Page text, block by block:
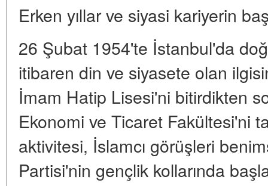
Erken yıllar ve siyasi kariyerin
26 Şubat 1954'te İstanbul'da
itibaren din ve siyasete olan
İmam Hatip Lisesi'ni bitirdikten
Ekonomi ve Ticaret Fakültesi'ni
aktivitesi, İslamcı görüşleri
Partisi'nin gençlik kollarında